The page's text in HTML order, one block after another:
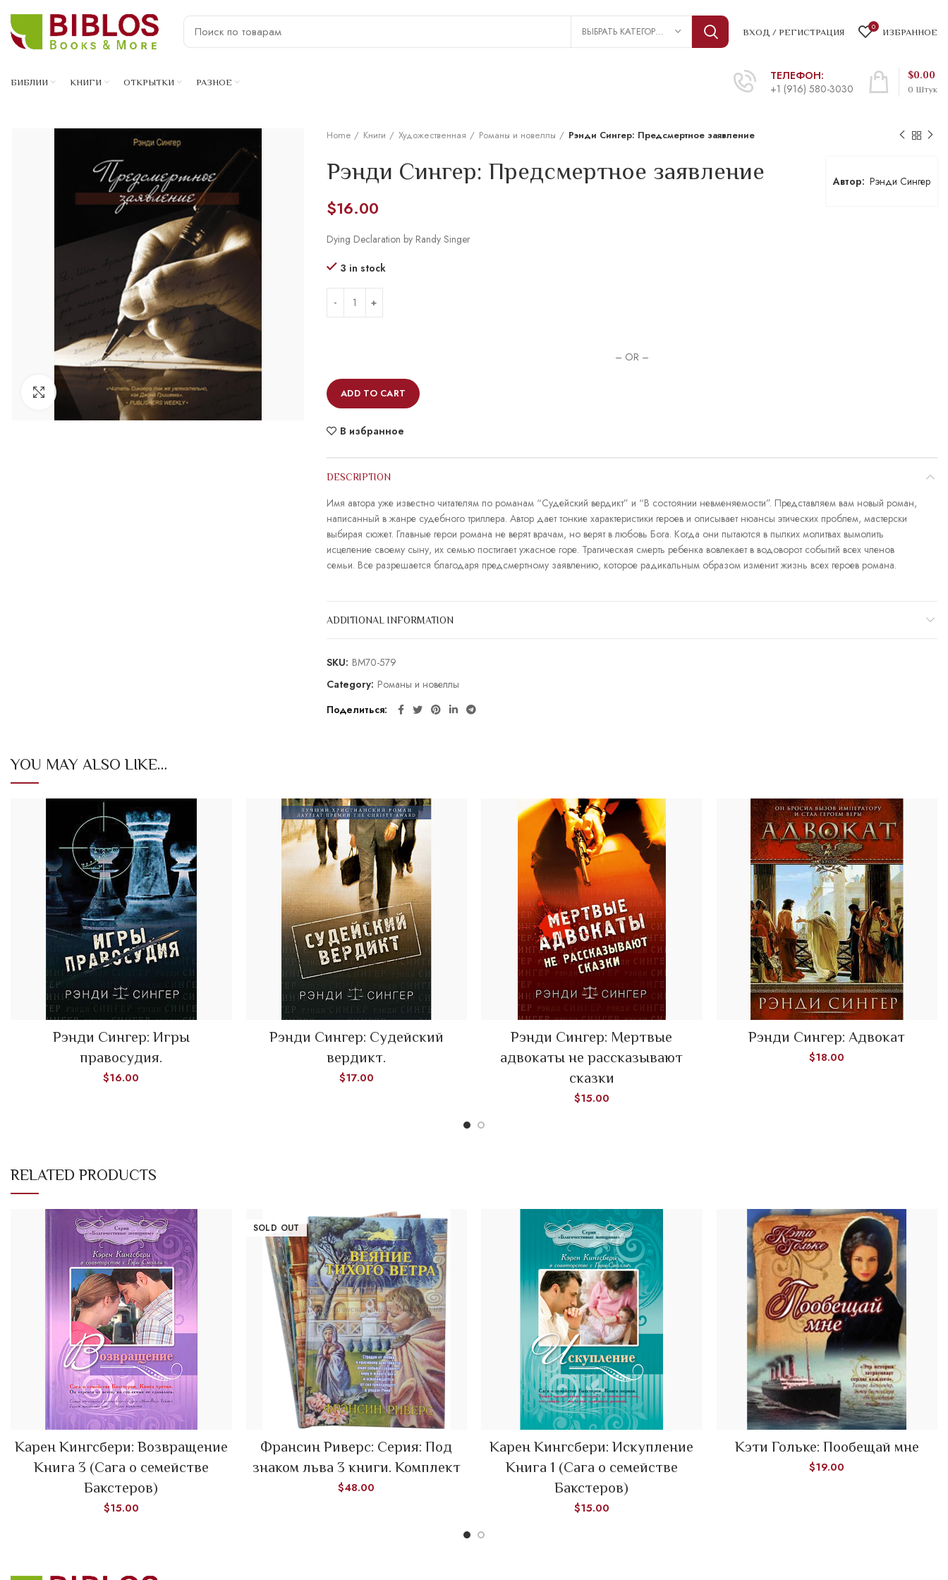
ВЫБРАТЬ КАТЕГОРИЮ ВХОД / РЕГИСТРАЦИЯ 0 ИЗБРАННОЕ
БИБЛИИ КНИГИ ОТКРЫТКИ РАЗНОЕ
ТЕЛЕФОН:
+1 (916) 580-3030
0 Штук
$0.00
Увеличить
Home Книги Художественная Романы и новеллы Рэнди Сингер: Предсмертное заявление
Рэнди Сингер
Рэнди Сингер: Предсмертное заявление
$16.00
Dying Declaration by Randy Singer
3 in stock
– OR –
ADD TO CART
В избранное
DESCRIPTION
Имя автора уже известно читателям по романам “Судейский вердикт” и “В состоянии невменяемости”. Представляем вам новый роман,
написанный в жанре судебного триллера. Автор дает тонкие характеристики героев и описывает нюансы этических проблем, мастерски
выбирая сюжет. Главные герои романа не верят врачам, но верят в любовь Бога. Когда они пытаются в пылких молитвах вымолить
исцеление своему сыну, их семью постигает ужасное горе. Трагическая смерть ребенка вовлекает в водоворот событий всех членов
семьи. Все разрешается благодаря предсмертному заявлению, которое радикальным образом изменит жизнь всех героев романа.
ADDITIONAL INFORMATION
SKU: BM70-579
Category: Романы и новеллы
Поделиться
YOU MAY ALSO LIKE…
ADD TO CART
Рэнди Сингер: Игры
правосудия.
$16.00
ADD TO CART
Рэнди Сингер: Судейский
вердикт.
$17.00
ADD TO CART
Рэнди Сингер: Мертвые
адвокаты не рассказывают
сказки
$15.00
ADD TO CART
Рэнди Сингер: Адвокат
$18.00
RELATED PRODUCTS
ADD TO CART
Карен Кингсбери: Возвращение
Книга 3 (Сага о семействе
Бакстеров)
$15.00
SOLD OUT
READ MORE
Франсин Риверс: Серия: Под
знаком льва 3 книги. Комплект
$48.00
ADD TO CART
Карен Кингсбери: Искупление
Книга 1 (Сага о семействе
Бакстеров)
$15.00
ADD TO CART
Кэти Гольке: Пообещай мне
$19.00